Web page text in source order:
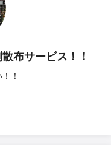
布サービス！！
！